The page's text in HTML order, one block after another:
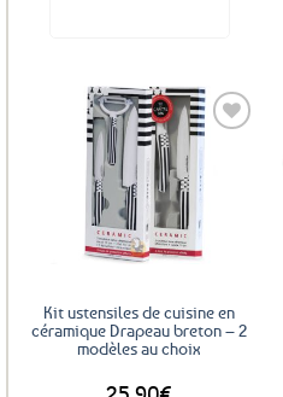
Kit ustensiles de cuisine en
céramique Drapeau breton – 2
modèles au choix